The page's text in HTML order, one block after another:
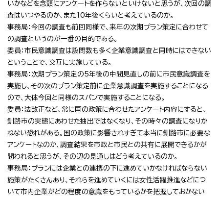
いかなどを念頭にアンケートを作らないといけないと思うが、次回の調
査はいつやるのか、また10年後くらいと考えているのか。
事務局：今回の調査も前回同様で、来年の次期プラン策定に合わせて
の調査というのが一番の目的である。
委員：市民意識調査は設問数も多く企業意識調査と同時にはできない
ということで、交互に実施している。
事務局：次期プラン策定の5年後の中間見直しの前に市民意識調査を
実施し、その次のプラン策定前に企業意識調査を実施することになる
ので、大体今回と同様のスパンで実施することになる。
委員：法改正など、常に国の政策に合わせたアンケート内容にすると、
釧路市の実態にあわせた抽出ではなくなり、その時々の調査になりか
ねない恐れがある。国の政策に影響されすぎて本当に釧路市に必要な
アンケートなのか、調査結果を市政と市民との共有に展開できるかが
問われると思うが、その辺の見通しはどう考えているのか。
事務局：プランには企業との連携の下に進めていかなければならない
施策がたくさんあり、それらを進めていくには女性活躍推進などにつ
いて市内企業がどの程度の意識をもっているかを把握しておかない